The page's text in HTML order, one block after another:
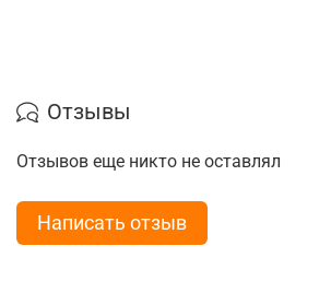
Отзывы
Отзывов еще никто не оставлял
Написать отзыв